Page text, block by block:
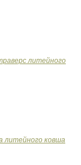
литейного
литейного ковша